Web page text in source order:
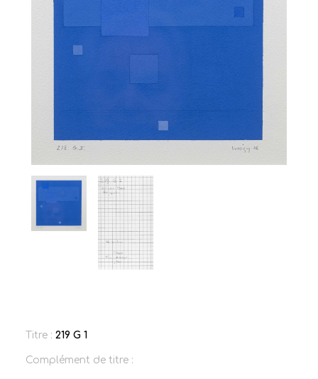
Titre : 219 G 1
Complément de titre :